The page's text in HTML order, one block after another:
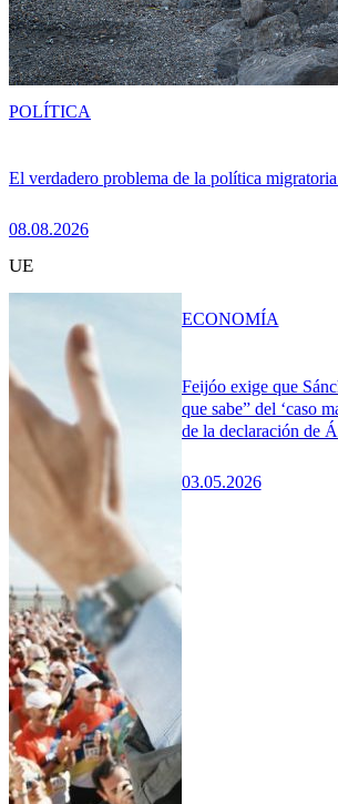
El verdadero problema de la política
08.08.2026
POLÍTICA
UE
Feijóo exige que
que sabe” del ‘caso
de la declaración de
03.05.2026
ECONOMÍA